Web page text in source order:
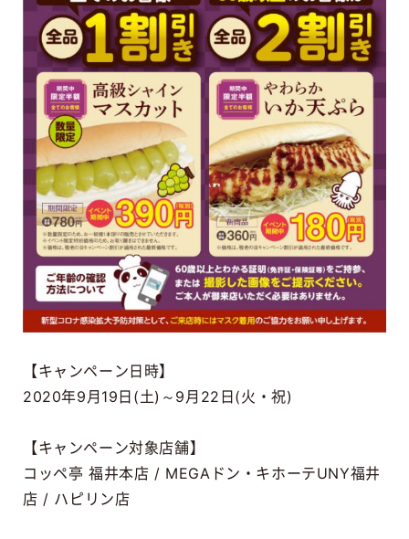
【キャンペーン日時】
2020年9月19日(土)～9月22日(火・祝)
【キャンペーン対象店舗】
コッペ亭 福井本店 / MEGAドン・キホーテUNY福井
店 / ハピリン店